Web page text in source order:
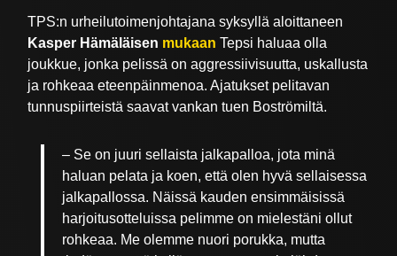
TPS:n urheilutoimenjohtajana syksyllä aloittaneen
Kasper Hämäläisen mukaan Tepsi haluaa olla
joukkue, jonka pelissä on aggressiivisuutta, uskallusta
ja rohkeaa eteenpäinmenoa. Ajatukset pelitavan
tunnuspiirteistä saavat vankan tuen Boströmiltä.
– Se on juuri sellaista jalkapalloa, jota minä
haluan pelata ja koen, että olen hyvä sellaisessa
jalkapallossa. Näissä kauden ensimmäisissä
harjoitusotteluissa pelimme on mielestäni ollut
rohkeaa. Me olemme nuori porukka, mutta